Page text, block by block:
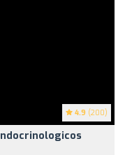
4.9 (200)